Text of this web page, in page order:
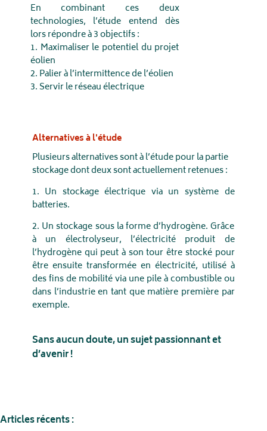
En combinant ces deux
technologies, l’étude entend dès
lors répondre à 3 objectifs :
1. Maximaliser le potentiel du projet
éolien
2. Palier à l’intermittence de l’éolien
3. Servir le réseau électrique
Alternatives à l'étude
Plusieurs alternatives sont à l’étude pour la partie
stockage dont deux sont actuellement retenues :
1. Un stockage électrique via un système de
batteries.
2. Un stockage sous la forme d’hydrogène. Grâce
à un électrolyseur, l’électricité produit de
l’hydrogène qui peut à son tour être stocké pour
être ensuite transformée en électricité, utilisé à
des fins de mobilité via une pile à combustible ou
dans l’industrie en tant que matière première par
exemple.
Sans aucun doute, un sujet passionnant et
d’avenir !
Articles récents :